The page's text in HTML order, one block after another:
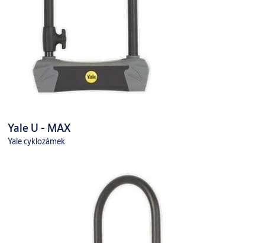
Yale U - MAX
Yale cyklozámek